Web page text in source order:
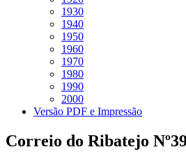
1930
1940
1950
1960
1970
1980
1990
2000
Versão PDF e Impressão
Correio do Ribatejo